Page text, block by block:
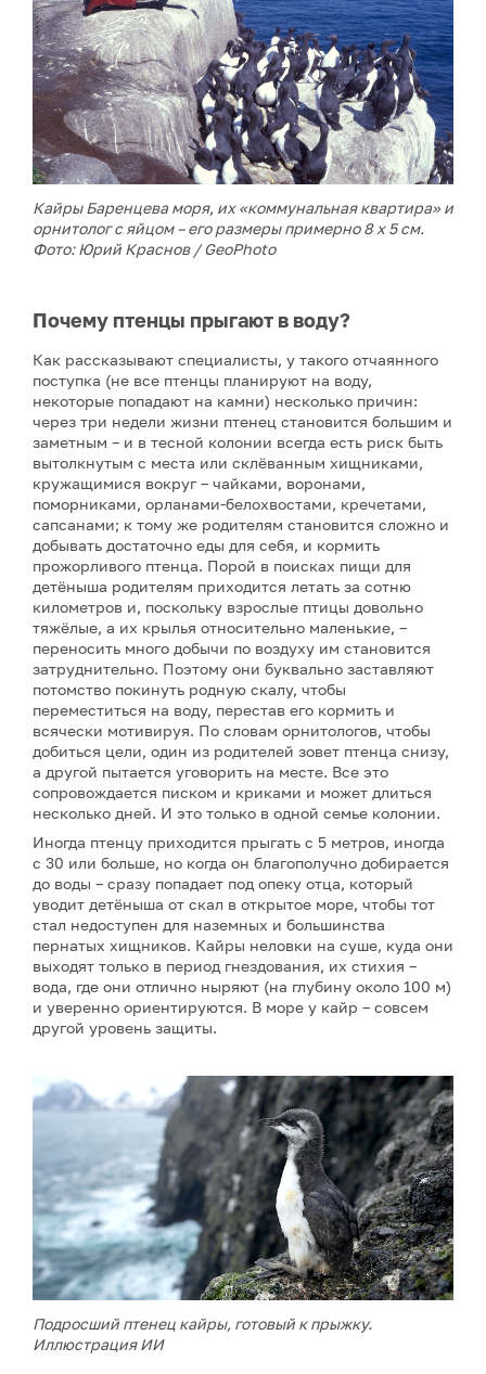
Кайры Баренцева моря, их «коммунальная квартира» и
орнитолог с яйцом – его размеры примерно 8 х 5 см.
Фото: Юрий Краснов / GeoPhoto
Почему птенцы прыгают в воду?
Как рассказывают специалисты, у такого отчаянного
поступка (не все птенцы планируют на воду,
некоторые попадают на камни) несколько причин:
через три недели жизни птенец становится большим и
заметным – и в тесной колонии всегда есть риск быть
вытолкнутым с места или склёванным хищниками,
кружащимися вокруг – чайками, воронами,
поморниками, орланами-белохвостами, кречетами,
сапсанами; к тому же родителям становится сложно и
добывать достаточно еды для себя, и кормить
прожорливого птенца. Порой в поисках пищи для
детёныша родителям приходится летать за сотню
километров и, поскольку взрослые птицы довольно
тяжёлые, а их крылья относительно маленькие, –
переносить много добычи по воздуху им становится
затруднительно. Поэтому они буквально заставляют
потомство покинуть родную скалу, чтобы
переместиться на воду, перестав его кормить и
всячески мотивируя. По словам орнитологов, чтобы
добиться цели, один из родителей зовет птенца снизу,
а другой пытается уговорить на месте. Все это
сопровождается писком и криками и может длиться
несколько дней. И это только в одной семье колонии.
Иногда птенцу приходится прыгать с 5 метров, иногда
с 30 или больше, но когда он благополучно добирается
до воды – сразу попадает под опеку отца, который
уводит детёныша от скал в открытое море, чтобы тот
стал недоступен для наземных и большинства
пернатых хищников. Кайры неловки на суше, куда они
выходят только в период гнездования, их стихия –
вода, где они отлично ныряют (на глубину около 100 м)
и уверенно ориентируются. В море у кайр – совсем
другой уровень защиты.
Подросший птенец кайры, готовый к прыжку.
Иллюстрация ИИ